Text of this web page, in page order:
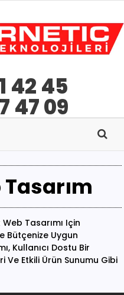
42 45
47 09
Tasarımı Için
Bütçenize Uygun
Kullanıcı Dostu Bir
Ve Etkili Ürün Sunumu Gibi